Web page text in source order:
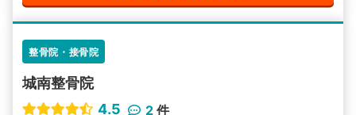
整骨院・接骨院
城南整骨院
4.5
2 件